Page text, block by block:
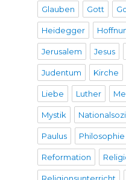
Glauben Gott
Heidegger
Jerusalem Jesus
Judentum Kirche
Liebe Luther
Mystik
Paulus Philosophie
Reformation